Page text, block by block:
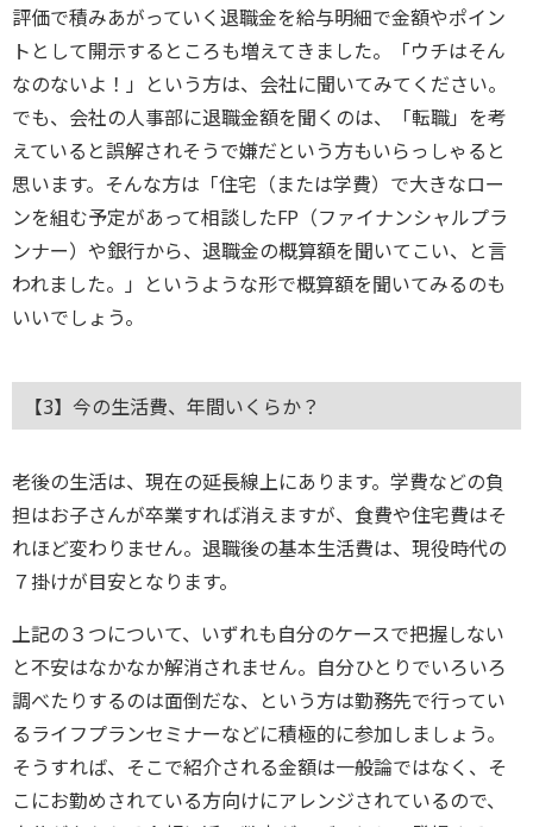
評価で積みあがっていく退職金を給与明細で金額やポイン
トとして開示するところも増えてきました。「ウチはそん
なのないよ！」という方は、会社に聞いてみてください。
でも、会社の人事部に退職金額を聞くのは、「転職」を考
えていると誤解されそうで嫌だという方もいらっしゃると
思います。そんな方は「住宅（または学費）で大きなロー
ンを組む予定があって相談したFP（ファイナンシャルプラ
ンナー）や銀行から、退職金の概算額を聞いてこい、と言
われました。」というような形で概算額を聞いてみるのも
いいでしょう。
【3】今の生活費、年間いくらか？
老後の生活は、現在の延長線上にあります。学費などの負
担はお子さんが卒業すれば消えますが、食費や住宅費はそ
れほど変わりません。退職後の基本生活費は、現役時代の
７掛けが目安となります。
上記の３つについて、いずれも自分のケースで把握しない
と不安はなかなか解消されません。自分ひとりでいろいろ
調べたりするのは面倒だな、という方は勤務先で行ってい
るライフプランセミナーなどに積極的に参加しましょう。
そうすれば、そこで紹介される金額は一般論ではなく、そ
こにお勤めされている方向けにアレンジされているので、